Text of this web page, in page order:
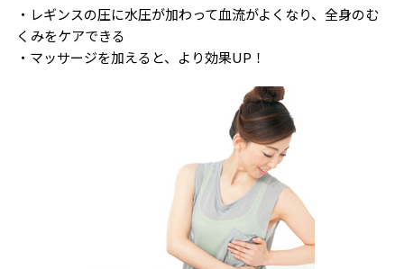
・レギンスの圧に水圧が加わって血流がよくなり、全身のむ
くみをケアできる
・マッサージを加えると、より効果UP！